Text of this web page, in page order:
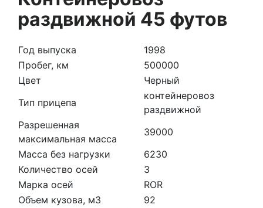
раздвижной 45 футов
Год выпуска
1998
Пробег, км
500000
Цвет
Черный
Тип прицепа
контейнеровоз
раздвижной
Разрешенная
максимальная масса
39000
Масса без нагрузки
6230
Количество осей
3
Марка осей
ROR
Объем кузова, м3
92